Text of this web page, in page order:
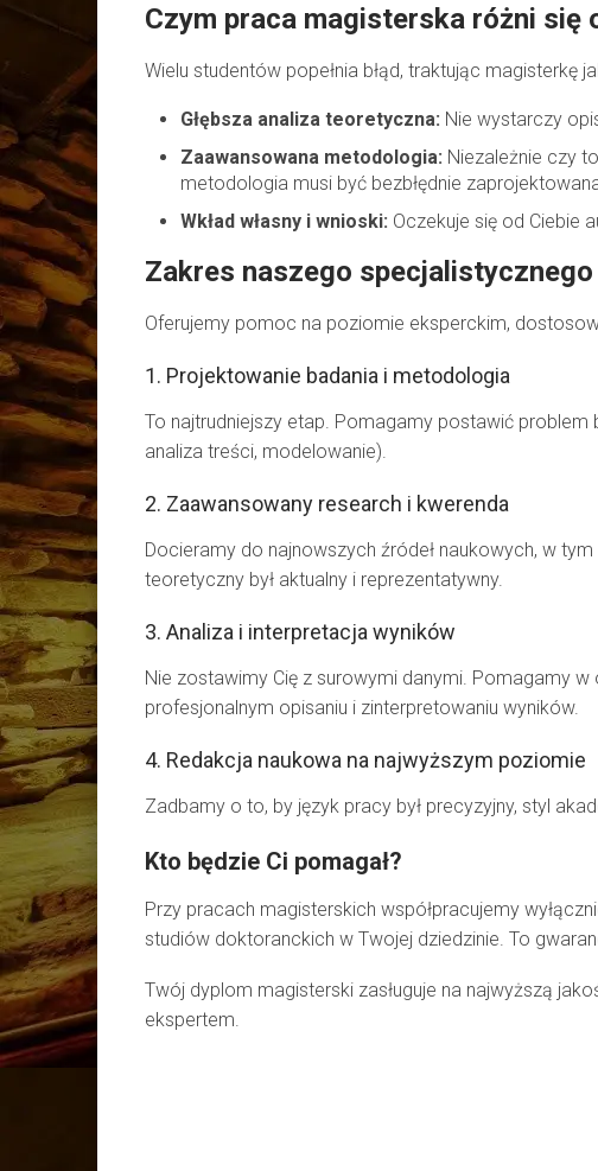
Czym praca magisterska różni się
Wielu studentów popełnia błąd, traktując magisterkę
Głębsza analiza teoretyczna: Nie wystarczy
Zaawansowana metodologia: Niezależnie czy
metodologia musi być bezbłędnie
Wkład własny i wnioski: Oczekuje się od Ciebie
Zakres naszego
Oferujemy pomoc na poziomie eksperckim,
1. Projektowanie badania i metodologia
To najtrudniejszy etap. Pomagamy postawić
analiza treści, modelowanie).
2. Zaawansowany research i kwerenda
Docieramy do najnowszych źródeł naukowych, w
teoretyczny był aktualny i reprezentatywny.
3. Analiza i interpretacja wyników
Nie zostawimy Cię z surowymi danymi. Pomagamy
profesjonalnym opisaniu i zinterpretowaniu wyników.
4. Redakcja naukowa na najwyższym poziomie
Zadbamy o to, by język pracy był precyzyjny, styl
Kto będzie Ci pomagał?
Przy pracach magisterskich współpracujemy
studiów doktoranckich w Twojej dziedzinie. To
Twój dyplom magisterski zasługuje na najwyższą
ekspertem.